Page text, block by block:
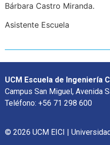
Bárbara Castro Miranda.
Asistente Escuela
UCM Escuela de Ingeniería
Campus San Miguel, Avenida
Teléfono: +56 71 298 600
© 2026 UCM EICI |